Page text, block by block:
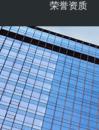
荣誉资质